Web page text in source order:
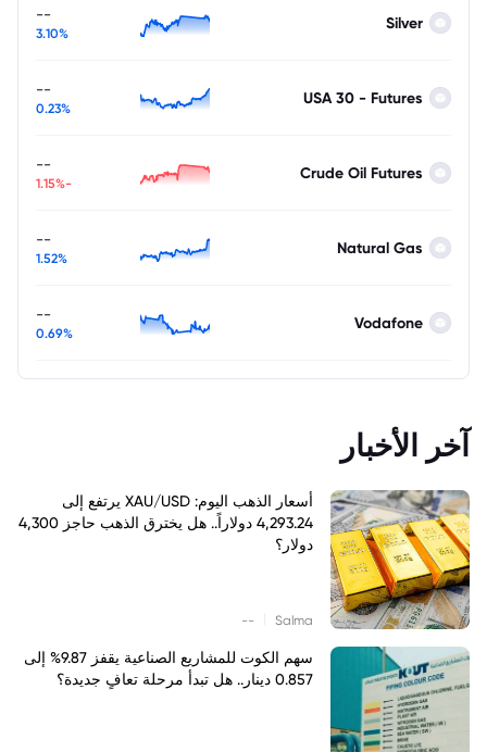
Silver
--
3.10%
USA 30 - Futures
--
0.23%
Crude Oil Futures
--
-1.15%
Natural Gas
--
1.52%
Vodafone
--
0.69%
آخر الأخبار
أسعار الذهب اليوم: XAU/USD يرتفع إلى
4,293.24 دولاراً.. هل يخترق الذهب حاجز 4,300
دولار؟
Salma
--
سهم الكوت للمشاريع الصناعية يقفز 9.87% إلى
0.857 دينار.. هل تبدأ مرحلة تعافٍ جديدة؟